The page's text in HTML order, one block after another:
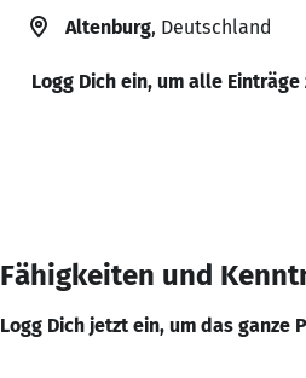
Altenburg, Deutschland
Logg Dich ein, um alle Einträge
Fähigkeiten und
Logg Dich jetzt ein, um das ganze